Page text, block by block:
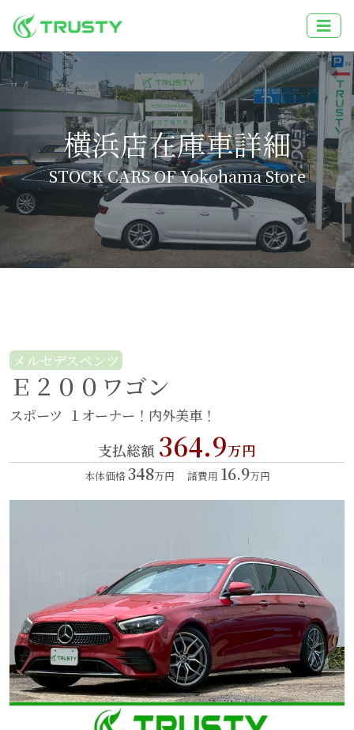
横浜店在庫車詳細
STOCK CARS OF Yokohama Store
メルセデスベンツ
Ｅ２００ワゴン
スポーツ １オーナー！内外美車！
支払総額 364.9万円
本体価格348万円 諸費用 16.9万円